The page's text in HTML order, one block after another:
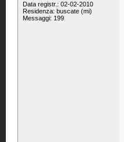
Data registr.: 02-02-2010
Residenza: buscate (mi)
Messaggi: 199